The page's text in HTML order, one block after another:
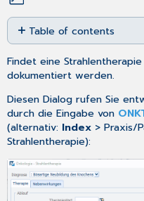
Save
as
PDF
Table of contents
Bereich
Ablauf
Bereich
Allgemein
Bereich
Bestrahlungen
Bereich
Abschluss
Nebenwirkungen
Findet eine
dokumentiert werden.
Diesen Dialog rufen Sie
durch die Eingabe von
(alternativ: Index > Praxis/
Strahlentherapie):